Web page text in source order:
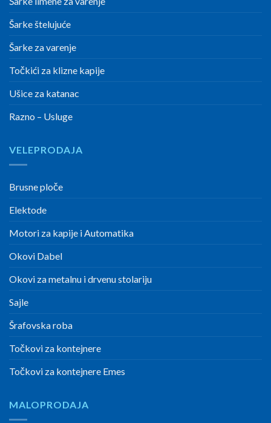
Šarke štelujuće
Šarke za varenje
Točkići za klizne kapije
Ušice za katanac
Razno – Usluge
VELEPRODAJA
Brusne ploče
Elektode
Motori za kapije i Automatika
Okovi Dabel
Okovi za metalnu i drvenu stolariju
Sajle
Šrafovska roba
Točkovi za kontejnere
Točkovi za kontejnere Emes
MALOPRODAJA